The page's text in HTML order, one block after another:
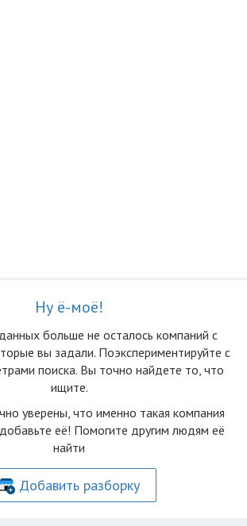
Ну ё-моё!
больше не осталоcь компаний с
вы задали. Поэкспериментируйте с
поиска. Вы точно найдете то, что
ищите.
уверены, что именно такая компания
её! Помогите другим людям её
найти
Добавить разборку